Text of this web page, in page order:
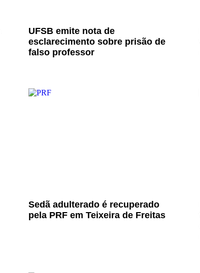
UFSB emite nota de
esclarecimento sobre prisão de
falso professor
Sedã adulterado é recuperado
pela PRF em Teixeira de Freitas